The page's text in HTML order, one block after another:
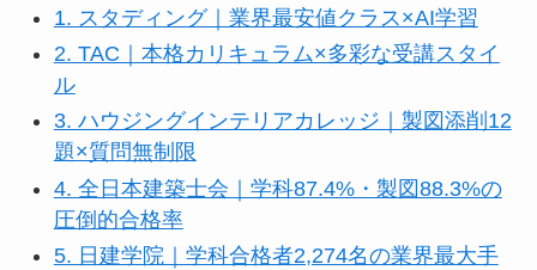
1. スタディング｜業界最安値クラス×AI学習
2. TAC｜本格カリキュラム×多彩な受講スタイ
ル
3. ハウジングインテリアカレッジ｜製図添削12
題×質問無制限
4. 全日本建築士会｜学科87.4%・製図88.3%の
圧倒的合格率
5. 日建学院｜学科合格者2,274名の業界最大手